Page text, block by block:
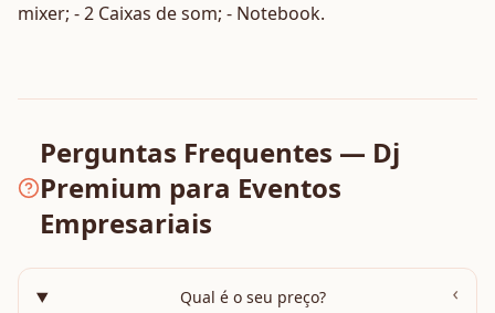
mixer; - 2 Caixas de som; - Notebook.
Perguntas Frequentes — Dj
Premium para Eventos
Empresariais
Qual é o seu preço? ›